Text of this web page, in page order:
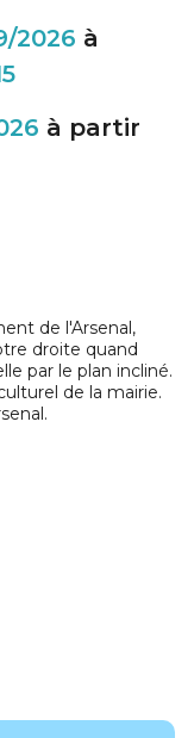
2026 à
à partir
de l'Arsenal,
droite quand
par le plan incliné.
de la mairie.